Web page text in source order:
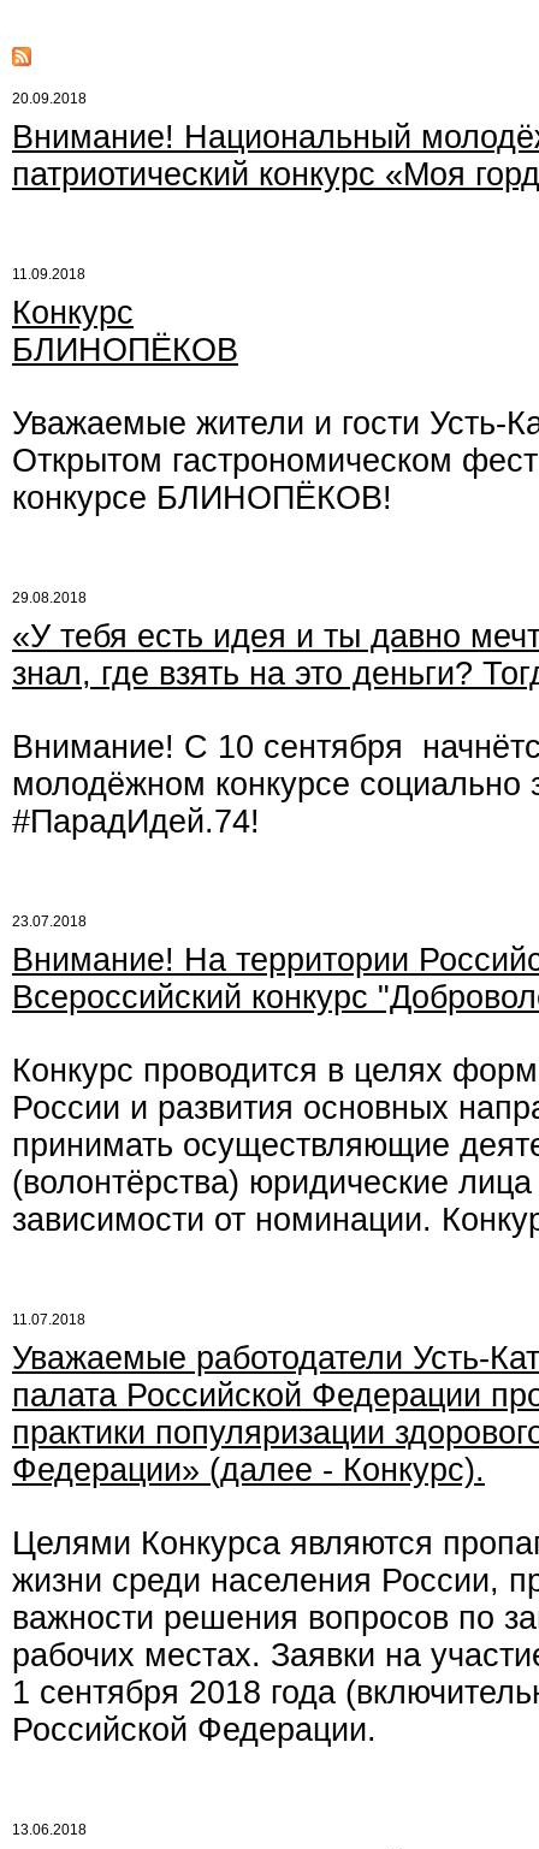
20.09.2018
Внимание! Национальный
патриотический конкурс «Моя
11.09.2018
Конкурс
БЛИНОПЁКОВ
Уважаемые жители и гости Усть-
Открытом гастрономическом
конкурсе БЛИНОПЁКОВ!
29.08.2018
«У тебя есть идея и ты давно
знал, где взять на это деньги?
Внимание! С 10 сентября
молодёжном конкурсе
#ПарадИдей.74!
23.07.2018
Внимание! На территории
Всероссийский конкурс
Конкурс проводится в целях
России и развития основных
принимать осуществляющие
(волонтёрства) юридические
зависимости от номинации.
11.07.2018
Уважаемые работодатели Усть-
палата Российской Федерации
практики популяризации
Федерации» (далее - Конкурс).
Целями Конкурса являются
жизни среди населения России,
важности решения вопросов по
рабочих местах. Заявки на
1 сентября 2018 года
Российской Федерации.
13.06.2018